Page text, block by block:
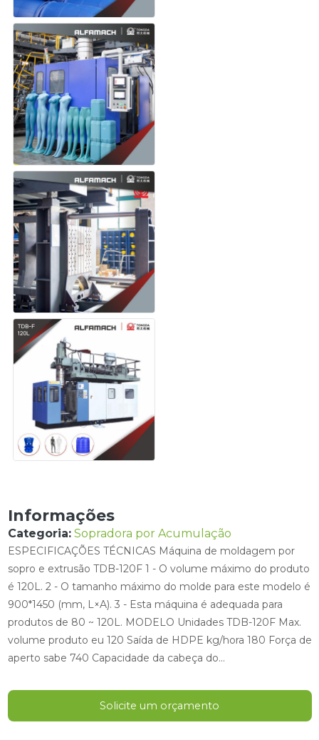
Informações
Categoria: Sopradora por Acumulação
ESPECIFICAÇÕES TÉCNICAS Máquina de moldagem por
sopro e extrusão TDB-120F 1 - O volume máximo do produto
é 120L. 2 - O tamanho máximo do molde para este modelo é
900*1450 (mm, L×A). 3 - Esta máquina é adequada para
produtos de 80 ~ 120L. MODELO Unidades TDB-120F Max.
volume produto eu 120 Saída de HDPE kg/hora 180 Força de
aperto sabe 740 Capacidade da cabeça do...
Solicite um orçamento